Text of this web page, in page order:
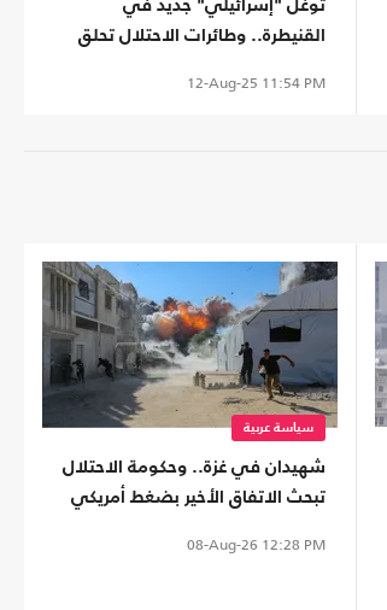
توغل "إسرائيلي" جديد في
القنيطرة.. وطائرات الاحتلال تحلق
12-Aug-25 11:54 PM
سياسة عربية
شهيدان في غزة.. وحكومة الاحتلال
تبحث الاتفاق الأخير بضغط أمريكي
08-Aug-26 12:28 PM